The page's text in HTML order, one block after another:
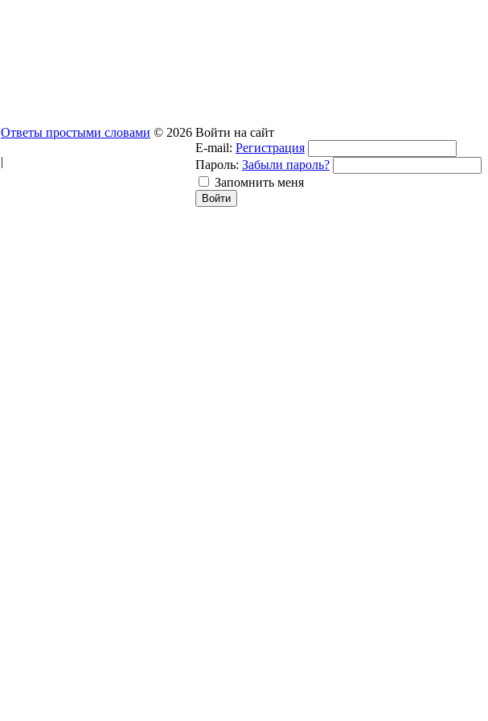
Войти на сайт
E-mail: Регистрация
Пароль: Забыли пароль?
Запомнить меня
Ответы простыми словами © 2026
|